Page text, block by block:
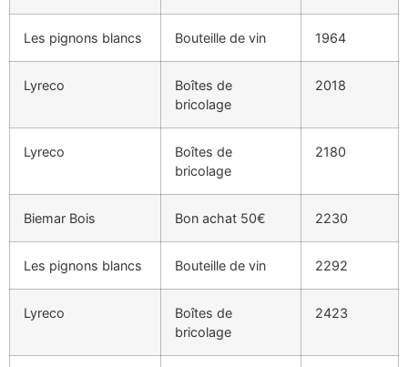
Les pignons blancs Bouteille de vin 1964
Lyreco
Boîtes de
bricolage
2018
Lyreco
Boîtes de
bricolage
2180
Biemar Bois Bon achat 50€ 2230
Les pignons blancs Bouteille de vin 2292
Lyreco
Boîtes de
bricolage
2423